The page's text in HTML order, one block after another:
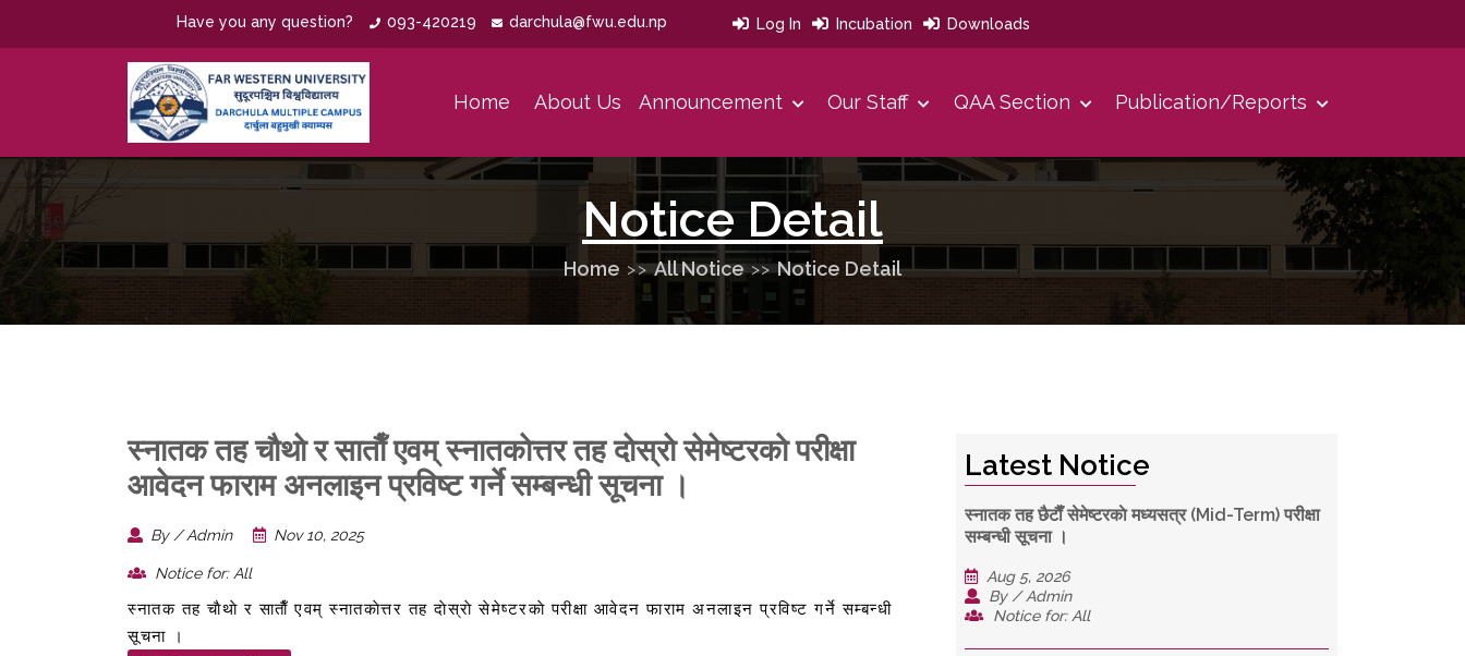
Have you any question? 093-420219 darchula@fwu.edu.np Log In Incubation Downloads
Home About Us Announcement Our Staff QAA Section Publication/Reports
Notice Detail
Home All Notice Notice Detail
स्नातक तह चाैथाे र साताैँ एवम् स्नातकाेत्तर तह दाेस्राे सेमेष्टरकाे परीक्षा
आवेदन फाराम अनलाइन प्रविष्ट गर्ने सम्बन्धी सूचना ।
By / Admin Nov 10, 2025
Notice for: All
स्नातक तह चाैथाे र साताैँ एवम् स्नातकाेत्तर तह दाेस्राे सेमेष्टरकाे परीक्षा आवेदन फाराम अनलाइन प्रविष्ट गर्ने सम्बन्धी
सूचना ।
Latest Notice
स्नातक तह छैटाैँ सेमेष्टरकाे मध्यसत्र (Mid-Term) परीक्षा
सम्बन्धी सूचना ।
Aug 5, 2026
By / Admin
Notice for: All